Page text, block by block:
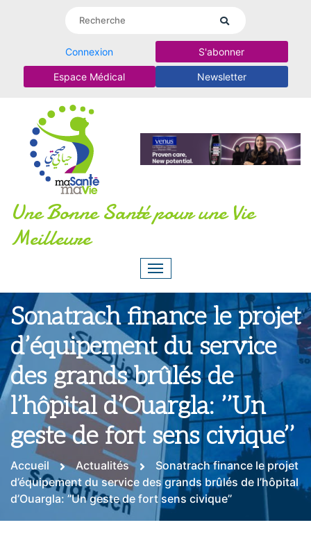
Connexion S'abonner
Espace Médical Newsletter
Une Bonne Santé pour une Vie
Meilleure
Sonatrach finance le projet
d’équipement du service
des grands brûlés de
l’hôpital d’Ouargla: ’’Un
geste de fort sens civique’’
Accueil Actualités
Sonatrach finance le projet
d’équipement du service des grands brûlés de l’hôpital
d’Ouargla: ’’Un geste de fort sens civique’’